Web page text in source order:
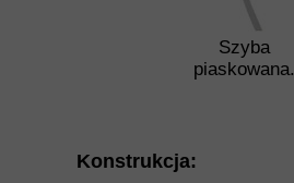
Szyba
piaskowana.
Konstrukcja: